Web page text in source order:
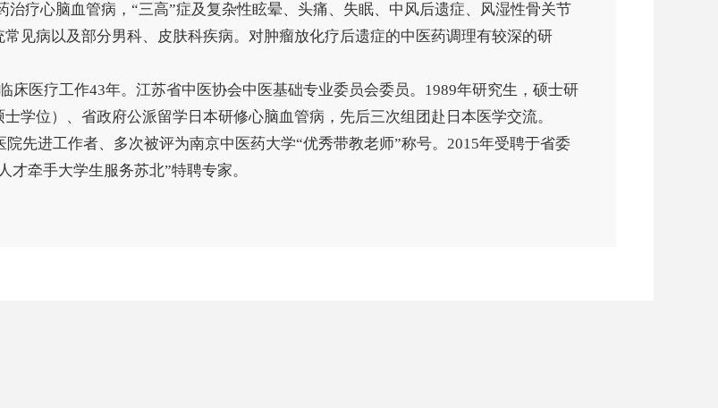
治疗心脑血管病，“三高”症及复杂性眩晕、头痛、失眠、中风后遗症、风湿性骨关节
见病以及部分男科、皮肤科疾病。对肿瘤放化疗后遗症的中医药调理有较深的研
床医疗工作43年。江苏省中医协会中医基础专业委员会委员。1989年研究生，硕士研
学位）、省政府公派留学日本研修心脑血管病，先后三次组团赴日本医学交流。
院先进工作者、多次被评为南京中医药大学“优秀带教老师”称号。2015年受聘于省委
才牵手大学生服务苏北”特聘专家。